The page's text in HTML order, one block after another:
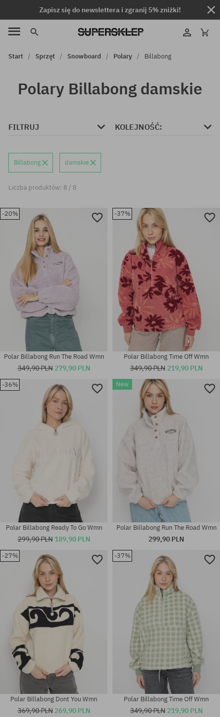
Zapisz się do newslettera i zgranij 5% zniżki!
Start Sprzęt Snowboard Polary Billabong
Polary Billabong damskie
FILTRUJ KOLEJNOŚĆ:
Billabong damskie
Liczba produktów: 8 / 8
-20%
Dostępne rozmiary:
Polar Billabong Run The Road Wmn
349,90 PLN 279,90 PLN
-37%
Dostępne rozmiary:
Polar Billabong Time Off Wmn
349,90 PLN 219,90 PLN
-36%
Polar Billabong Ready To Go Wmn
299,90 PLN 189,90 PLN
New
Polar Billabong Run The Road Wmn
299,90 PLN
-27%
Polar Billabong Dont You Wmn
369,90 PLN 269,90 PLN
-37%
Polar Billabong Time Off Wmn
349,90 PLN 219,90 PLN